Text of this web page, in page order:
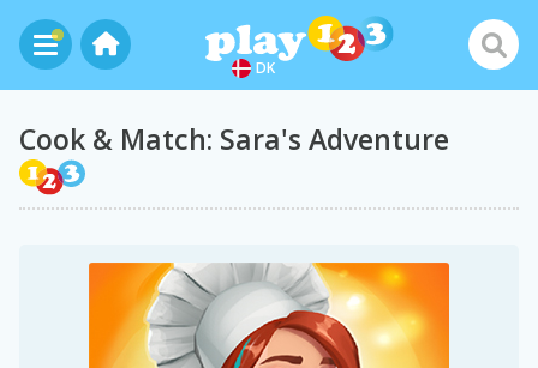
DK
Cook & Match: Sara's Adventure